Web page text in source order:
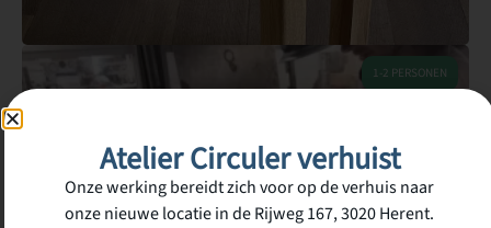
Halfautomaat
Lassen
Leer werken met een halfautomaat lasapparaat.
1-2 PERSONEN
Atelier Circuler verhuist
Onze werking bereidt zich voor op de verhuis naar
onze nieuwe locatie in de Rijweg 167, 3020 Herent.